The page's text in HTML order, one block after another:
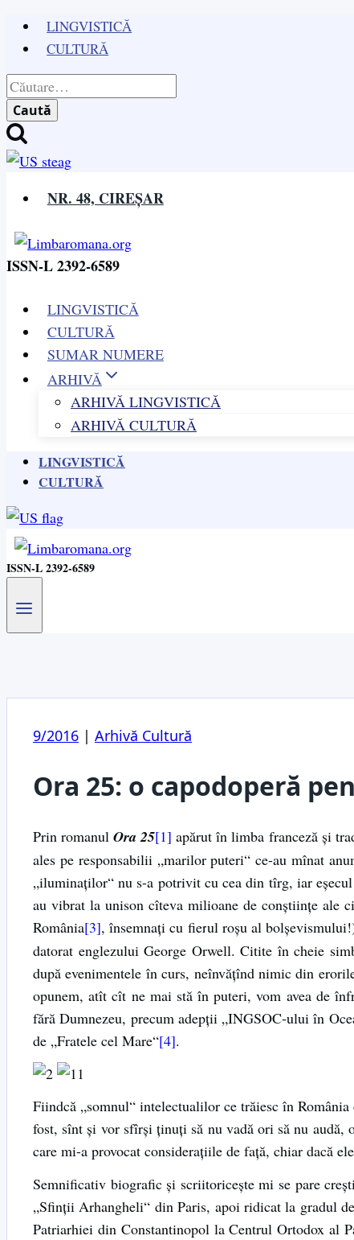
Skip
content
LINGVISTICĂ
CULTURĂ
Caută
după:
NR. 48, CIREȘAR
ISSN-L 2392-6589
LINGVISTICĂ
CULTURĂ
SUMAR NUMERE
ARHIVĂ
ARHIVĂ LINGVISTICĂ
ARHIVĂ CULTURĂ
LINGVISTICĂ
CULTURĂ
ISSN-L 2392-6589
9/2016 | Arhivă Cultură
Ora 25: o capodoperă
Prin romanulOra 25[1] apărut în limba franceză și
ales pe responsabilii „marilor puteri“ ce-au mînat
„iluminaților“ nu s-a potrivit cu cea din tîrg, iar
au vibrat la unison cîteva milioane de conștiințe ale
România[3], însemnați cu fierul roșu al
datorat englezului George Orwell. Citite în cheie
după evenimentele în curs, neînvățînd nimic din
opunem, atît cît ne mai stă în puteri, vom avea de
fără Dumnezeu, precum adepții „INGSOC-ului în
de „Fratele cel Mare“[4].
Fiindcă „somnul“ intelectualilor ce trăiesc în
fost, sînt și vor sfîrși ținuți să nu vadă ori să nu
care mi-a provocat considerațiile de față, chiar dacă
Semnificativ biografic și scriitoricește mi se pare
„Sfinții Arhangheli“ din Paris, apoi ridicat la gradul
Patriarhiei din Constantinopol la Centrul Ortodox al